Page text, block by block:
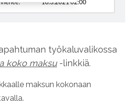
työkaluvalikossa
koko maksu-linkkiä.
maksun kokonaan